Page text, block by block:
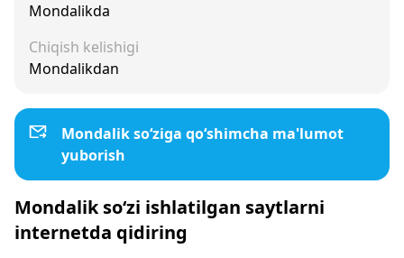
Mondalikda
Chiqish kelishigi
Mondalikdan
Mondalik so‘ziga qo‘shimcha ma'lumot
yuborish
Mondalik so‘zi ishlatilgan saytlarni
internetda qidiring